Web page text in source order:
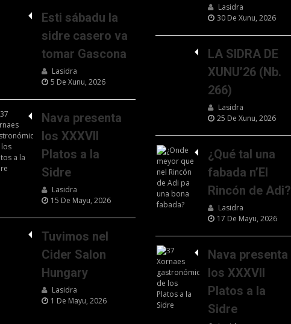
Esti sábadu la
sidre casero va
tomar Gascona
Lasidra
5 De Xunu, 2026
Nava presenta
los XXXVII
Platos a la
Sidre
Lasidra
15 De Mayu, 2026
Tuvimos nel
Cider Salon
Hungary
Lasidra
1 De Mayu, 2026
Lasidra
30 De Xunu, 2026
LA SIDRA DE
XUNU’26 (Nb.
266)
Lasidra
25 De Xunu, 2026
¿Qué tal una
fabada n’El
Rincón de Adi?
Lasidra
17 De Mayu, 2026
Nava presenta
los XXXVII
Platos a la
Sidre